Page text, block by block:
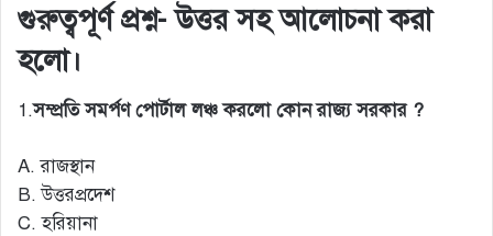
গুরুত্বপূর্ণ প্রশ্ন- উত্তর সহ আলোচনা করা
হলো।
1.সম্প্রতি সমর্পণ পোর্টাল লঞ্চ করলো কোন রাজ্য সরকার ?
A. রাজস্থান
B. উত্তরপ্রদেশ
C. হরিয়ানা